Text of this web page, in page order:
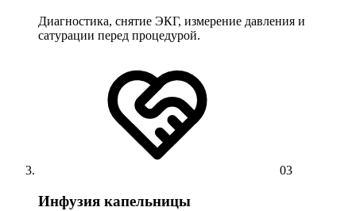
Диагностика, снятие ЭКГ, измерение давления и
сатурации перед процедурой.
03
Инфузия капельницы